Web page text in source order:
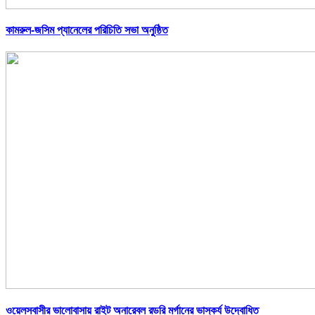
কামরুল-জসিম প্যানেলের পরিচিতি সভা অনুষ্ঠিত
ওয়েলসবাসীর ভালোবাসায় রাইট অনারেবল রডরি মর্গানের ভাস্কর্য উদ্বোধিত